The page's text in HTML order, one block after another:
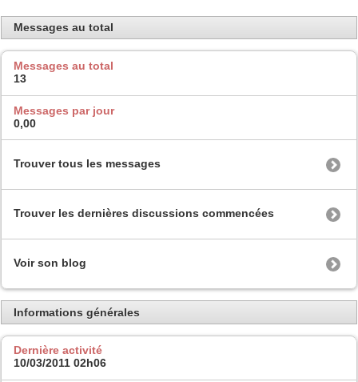
Messages au total
Messages au total
13
Messages par jour
0,00
Trouver tous les messages
Trouver les dernières discussions commencées
Voir son blog
Informations générales
Dernière activité
10/03/2011 02h06